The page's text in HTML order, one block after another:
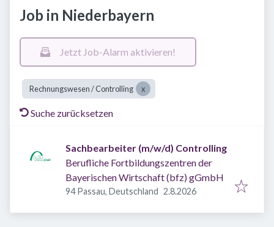
Job in Niederbayern
Jetzt Job-Alarm aktivieren!
Rechnungswesen / Controlling
Suche zurücksetzen
Sachbearbeiter (m/w/d) Controlling
Berufliche Fortbildungszentren der
Bayerischen Wirtschaft (bfz) gGmbH
94 Passau, Deutschland Veröffentlicht
2.8.2026